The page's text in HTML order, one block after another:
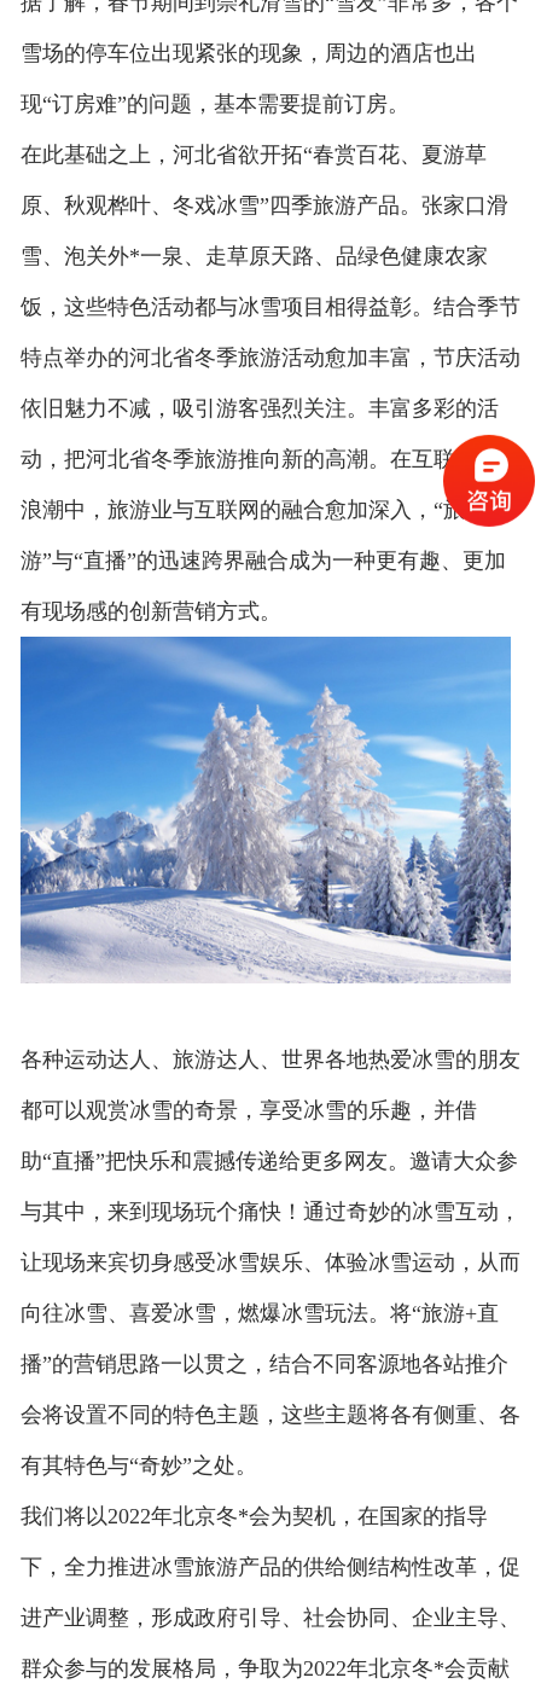
雪场的停车位出现紧张的现象，周边的酒店也出
现“订房难”的问题，基本需要提前订房。
在此基础之上，河北省欲开拓“春赏百花、夏游草
原、秋观桦叶、冬戏冰雪”四季旅游产品。张家口滑
雪、泡关外*一泉、走草原天路、品绿色健康农家
饭，这些特色活动都与冰雪项目相得益彰。结合季节
特点举办的河北省冬季旅游活动愈加丰富，节庆活动
依旧魅力不减，吸引游客强烈关注。丰富多彩的活
动，把河北省冬季旅游推向新的高潮。在互联网+的
浪潮中，旅游业与互联网的融合愈加深入，“旅
游”与“直播”的迅速跨界融合成为一种更有趣、更加
有现场感的创新营销方式。
各种运动达人、旅游达人、世界各地热爱冰雪的朋友
都可以观赏冰雪的奇景，享受冰雪的乐趣，并借
助“直播”把快乐和震撼传递给更多网友。邀请大众参
与其中，来到现场玩个痛快！通过奇妙的冰雪互动，
让现场来宾切身感受冰雪娱乐、体验冰雪运动，从而
向往冰雪、喜爱冰雪，燃爆冰雪玩法。将“旅游+直
播”的营销思路一以贯之，结合不同客源地各站推介
会将设置不同的特色主题，这些主题将各有侧重、各
有其特色与“奇妙”之处。
我们将以2022年北京冬*会为契机，在国家的指导
下，全力推进冰雪旅游产品的供给侧结构性改革，促
进产业调整，形成政府引导、社会协同、企业主导、
群众参与的发展格局，争取为2022年北京冬*会贡献